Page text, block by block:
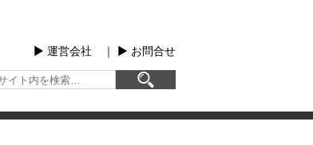
▶︎ 運営会社 ｜ ▶︎ お問合せ